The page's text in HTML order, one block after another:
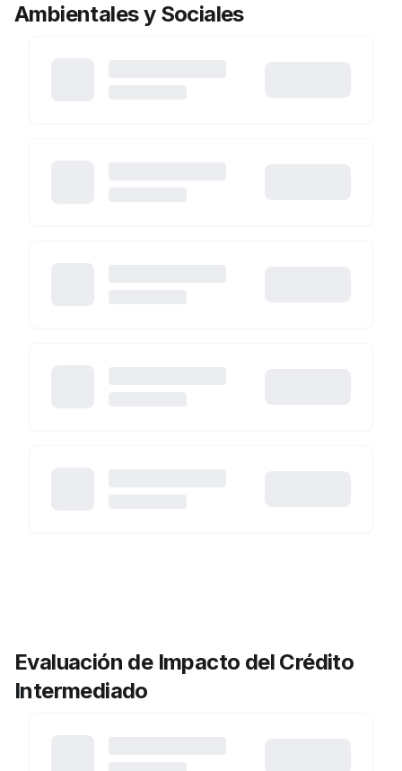
Ambientales y Sociales
Evaluación de Impacto del Crédito
Intermediado